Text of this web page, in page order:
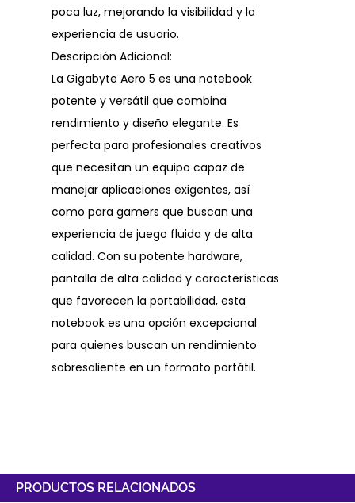
poca luz, mejorando la visibilidad y la
experiencia de usuario.
Descripción Adicional:
La Gigabyte Aero 5 es una notebook
potente y versátil que combina
rendimiento y diseño elegante. Es
perfecta para profesionales creativos
que necesitan un equipo capaz de
manejar aplicaciones exigentes, así
como para gamers que buscan una
experiencia de juego fluida y de alta
calidad. Con su potente hardware,
pantalla de alta calidad y características
que favorecen la portabilidad, esta
notebook es una opción excepcional
para quienes buscan un rendimiento
sobresaliente en un formato portátil.
PRODUCTOS RELACIONADOS